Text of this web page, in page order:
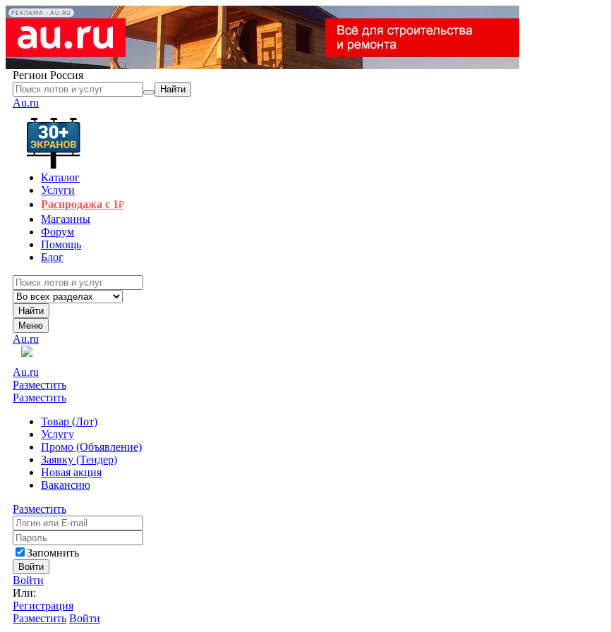
РЕКЛАМА • AU.RU
Регион Россия
Найти
Au.ru
Каталог
Услуги
Распродажа с 1₽
Магазины
Форум
Помощь
Блог
Найти
Меню
Au.ru
Au.ru
Разместить
Разместить
Товар (Лот)
Услугу
Промо (Объявление)
Заявку (Тендер)
Новая акция
Вакансию
Разместить
Запомнить
Войти
Войти
Или:
Регистрация
Разместить Войти